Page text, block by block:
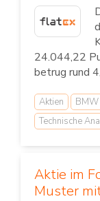
24.044,22
betrug rund
Aktien BMW
Technische
Aktie im
Muster